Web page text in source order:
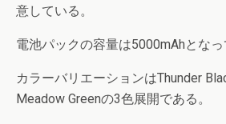
意している。
電池パックの容量は5000mAhとなっ
カラーバリエーションはThunder
Meadow Greenの3色展開である。